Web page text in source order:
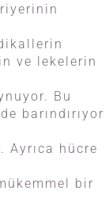
ve lekelerin
Bu
barındırıyor
Ayrıca hücre
bir